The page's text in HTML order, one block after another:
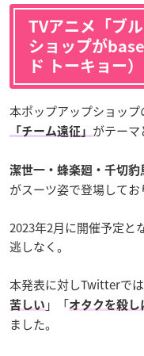
TVアニメ「ブ
ショップが
ド トーキョー
本ポップアップショップ
「チーム遠征」 がテーマ
潔世一・蜂楽廻・千切
がスーツ姿で登場してお
2023年2月に開催予定と
逃しなく。
本発表に対しTwitterで
苦しい 」「オタクを殺
ました。